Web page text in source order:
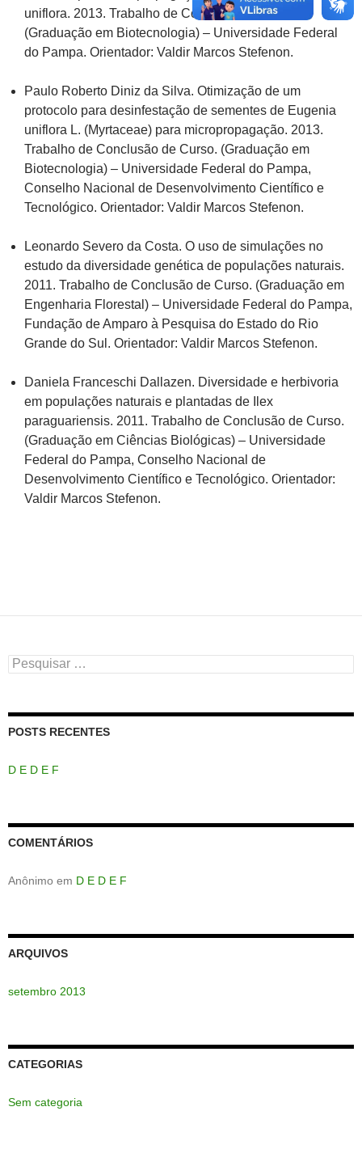
uniflora. 2013. Trabalho de Conclusão de Curso.
(Graduação em Biotecnologia) – Universidade Federal
do Pampa. Orientador: Valdir Marcos Stefenon.
Paulo Roberto Diniz da Silva. Otimização de um
protocolo para desinfestação de sementes de Eugenia
uniflora L. (Myrtaceae) para micropropagação. 2013.
Trabalho de Conclusão de Curso. (Graduação em
Biotecnologia) – Universidade Federal do Pampa,
Conselho Nacional de Desenvolvimento Científico e
Tecnológico. Orientador: Valdir Marcos Stefenon.
Leonardo Severo da Costa. O uso de simulações no
estudo da diversidade genética de populações naturais.
2011. Trabalho de Conclusão de Curso. (Graduação em
Engenharia Florestal) – Universidade Federal do Pampa,
Fundação de Amparo à Pesquisa do Estado do Rio
Grande do Sul. Orientador: Valdir Marcos Stefenon.
Daniela Franceschi Dallazen. Diversidade e herbivoria
em populações naturais e plantadas de Ilex
paraguariensis. 2011. Trabalho de Conclusão de Curso.
(Graduação em Ciências Biológicas) – Universidade
Federal do Pampa, Conselho Nacional de
Desenvolvimento Científico e Tecnológico. Orientador:
Valdir Marcos Stefenon.
Pesquisar
por:
POSTS RECENTES
D E D E F
COMENTÁRIOS
Anônimo em D E D E F
ARQUIVOS
setembro 2013
CATEGORIAS
Sem categoria